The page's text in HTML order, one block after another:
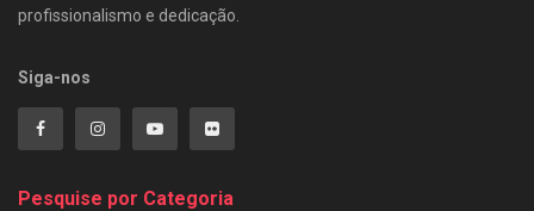
profissionalismo e dedicação.
Siga-nos
Pesquise por Categoria